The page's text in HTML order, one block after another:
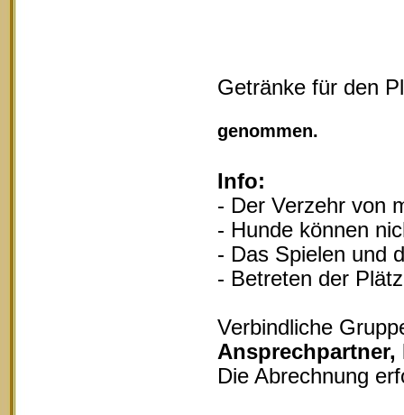
Getränke für den
genommen.
Info:
- Der Verzehr von
- Hunde können
- Das Spielen und
- Betreten der
Verbindliche
Die Abrechnung